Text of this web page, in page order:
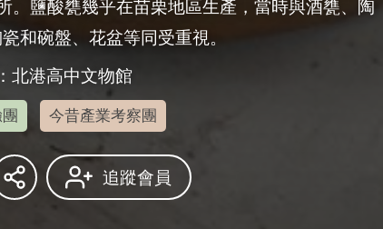
。鹽酸甕幾乎在苗栗地區生產，當時與酒甕、陶
和碗盤、花盆等同受重視。
北港高中文物館
今昔產業考察團
追蹤會員